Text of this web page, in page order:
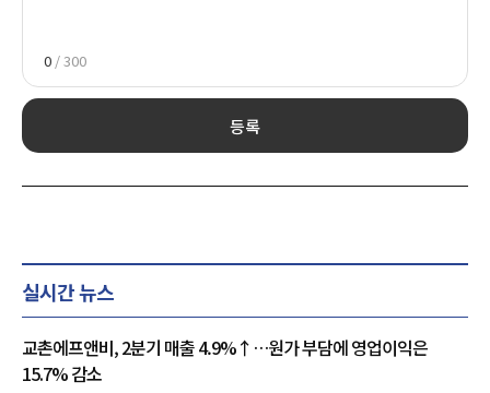
0 / 300
등록
실시간 뉴스
교촌에프앤비, 2분기 매출 4.9%↑…원가 부담에 영업이익은
15.7% 감소